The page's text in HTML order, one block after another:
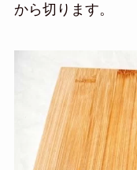
から切ります。